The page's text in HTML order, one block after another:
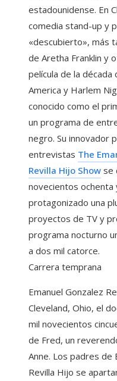
estadounidense. En
comedia stand-up y
«descubierto», más
de Aretha Franklin y
película de la
America y Harlem
conocido como el
un programa de
negro. Su innovador
entrevistas The
Revilla Hijo Show se
novecientos ochenta
protagonizado una
proyectos de TV y
programa nocturno
a dos mil catorce.
Carrera temprana
Emanuel Gonzalez
Cleveland, Ohio, el
mil novecientos
de Fred, un
Anne. Los padres de
Revilla Hijo se